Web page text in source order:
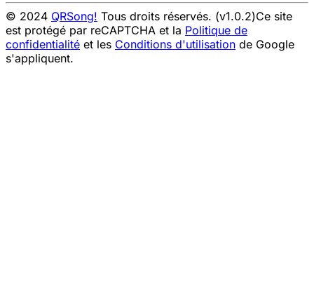
© 2024 QRSong! Tous droits réservés. (v1.0.2)Ce site
est protégé par reCAPTCHA et la Politique de
confidentialité et les Conditions d'utilisation de Google
s'appliquent.